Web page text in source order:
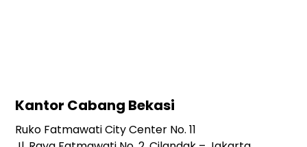
Kantor Cabang Bekasi
Ruko Fatmawati City Center No. 11